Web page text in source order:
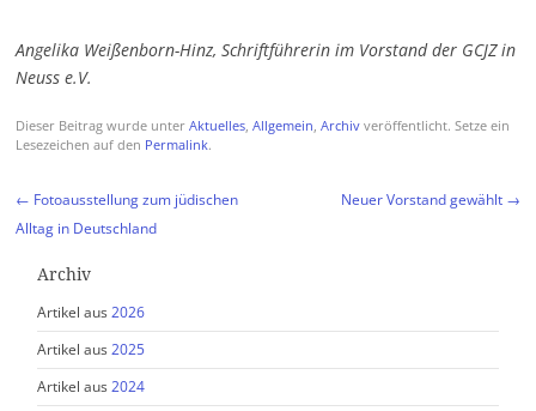
Angelika Weißenborn-Hinz, Schriftführerin im Vorstand der GCJZ in
Neuss e.V.
Dieser Beitrag wurde unter Aktuelles, Allgemein, Archivveröffentlicht. Setze ein
Lesezeichen auf den Permalink.
Beitragsnavigation
← Fotoausstellung zum jüdischen
Alltag in Deutschland
Neuer Vorstand gewählt →
Archiv
Artikel aus2026
Artikel aus2025
Artikel aus2024